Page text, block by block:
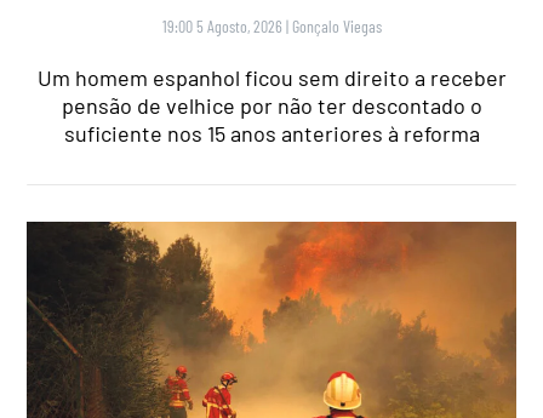
19:00 5 Agosto, 2026 | Gonçalo Viegas
Um homem espanhol ficou sem direito a receber
pensão de velhice por não ter descontado o
suficiente nos 15 anos anteriores à reforma